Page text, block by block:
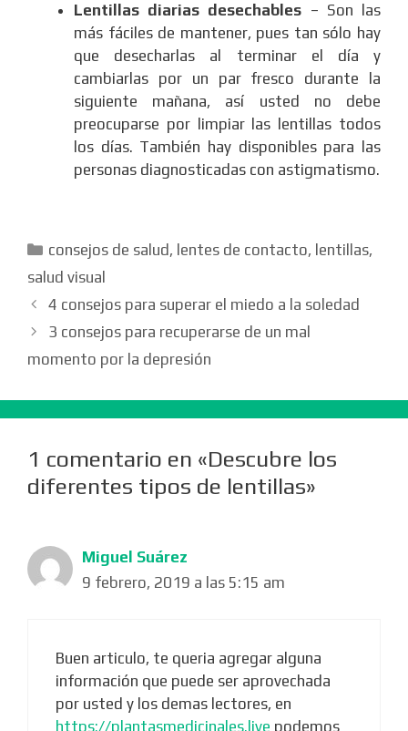
Lentillas diarias desechables – Son las
más fáciles de mantener, pues tan sólo hay
que desecharlas al terminar el día y
cambiarlas por un par fresco durante la
siguiente mañana, así usted no debe
preocuparse por limpiar las lentillas todos
los días. También hay disponibles para las
personas diagnosticadas con astigmatismo.
Categorías
consejos de salud, lentes de contacto, lentillas,
salud visual
4 consejos para superar el miedo a la soledad
3 consejos para recuperarse de un mal
momento por la depresión
1 comentario en «Descubre los
diferentes tipos de lentillas»
Miguel Suárez
9 febrero, 2019 a las 5:15 am
Buen articulo, te queria agregar alguna
información que puede ser aprovechada
por usted y los demas lectores, en
https://plantasmedicinales.live podemos